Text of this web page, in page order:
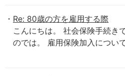
Re: 80歳の方を雇用する際
こんにちは。 社会保険手続き
のでは。 雇用保険加入につい